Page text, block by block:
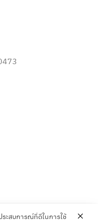
ะสบการณ์ที่ดีในการใช้